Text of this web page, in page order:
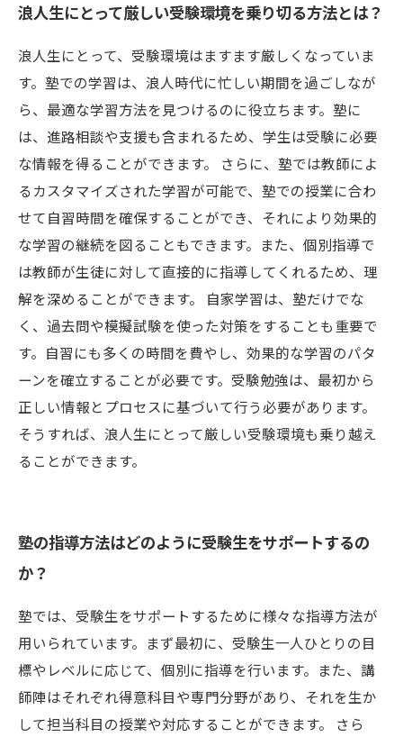
とは？
浪人生にとって厳しい受験環境を乗り切る方法とは？
浪人生にとって、受験環境はますます厳しくなっていま
す。塾での学習は、浪人時代に忙しい期間を過ごしなが
ら、最適な学習方法を見つけるのに役立ちます。塾に
は、進路相談や支援も含まれるため、学生は受験に必要
な情報を得ることができます。 さらに、塾では教師によ
るカスタマイズされた学習が可能で、塾での授業に合わ
せて自習時間を確保することができ、それにより効果的
な学習の継続を図ることもできます。また、個別指導で
は教師が生徒に対して直接的に指導してくれるため、理
解を深めることができます。 自家学習は、塾だけでな
く、過去問や模擬試験を使った対策をすることも重要で
す。自習にも多くの時間を費やし、効果的な学習のパタ
ーンを確立することが必要です。受験勉強は、最初から
正しい情報とプロセスに基づいて行う必要があります。
そうすれば、浪人生にとって厳しい受験環境も乗り越え
ることができます。
塾の指導方法はどのように受験生をサポートするの
か？
塾では、受験生をサポートするために様々な指導方法が
用いられています。まず最初に、受験生一人ひとりの目
標やレベルに応じて、個別に指導を行います。また、講
師陣はそれぞれ得意科目や専門分野があり、それを生か
して担当科目の授業や対応することができます。 さら